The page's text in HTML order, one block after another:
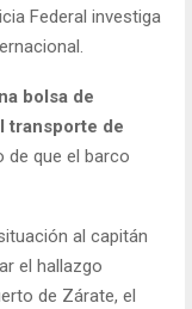
Federal investiga
bolsa de
transporte de
de que el barco
al capitán
el hallazgo
de Zárate, el